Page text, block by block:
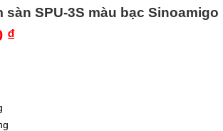
sàn SPU-3S màu bạc Sinoamigo
₫